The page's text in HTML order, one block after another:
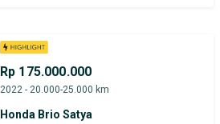
Rp 175.000.000
2022 - 20.000-25.000 km
Honda Brio Satya